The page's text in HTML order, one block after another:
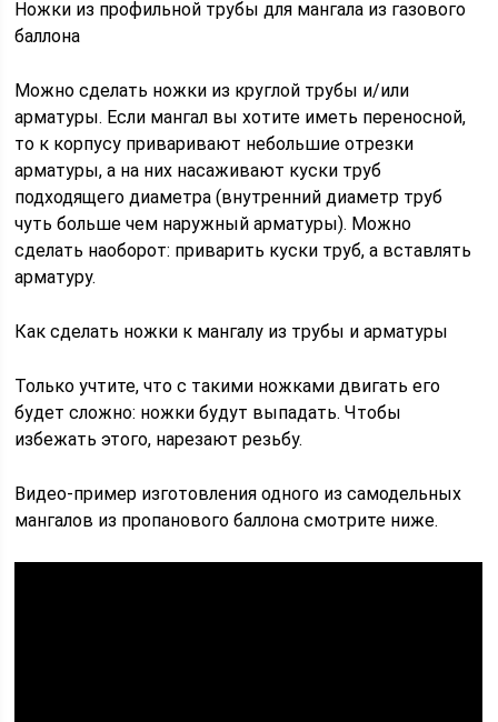
Ножки из профильной трубы для мангала из газового
баллона
Можно сделать ножки из круглой трубы и/или
арматуры. Если мангал вы хотите иметь переносной,
то к корпусу приваривают небольшие отрезки
арматуры, а на них насаживают куски труб
подходящего диаметра (внутренний диаметр труб
чуть больше чем наружный арматуры). Можно
сделать наоборот: приварить куски труб, а вставлять
арматуру.
Как сделать ножки к мангалу из трубы и арматуры
Только учтите, что с такими ножками двигать его
будет сложно: ножки будут выпадать. Чтобы
избежать этого, нарезают резьбу.
Видео-пример изготовления одного из самодельных
мангалов из пропанового баллона смотрите ниже.